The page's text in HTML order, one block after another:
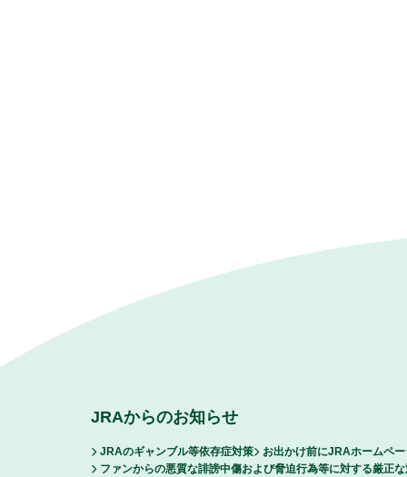
JRAからのお知らせ
JRAのギャンブル等依存症対策
お出かけ前にJRAホームペ
ファンからの悪質な誹謗中傷および脅迫行為等に対する厳正